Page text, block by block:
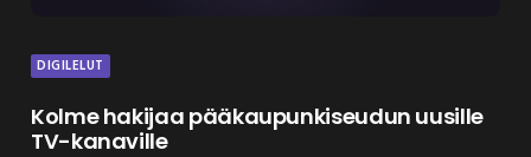
DIGILELUT
Kolme hakijaa pääkaupunkiseudun uusille
TV-kanaville